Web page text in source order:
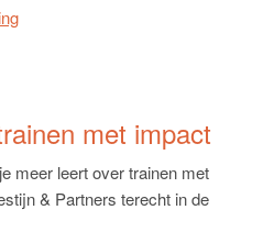
met impact
meer leert over trainen met
& Partners terecht in de